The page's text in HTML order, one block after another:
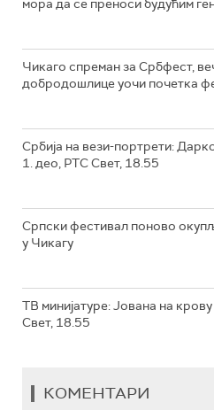
мора да се преноси будућим
Чикаго спреман за Србфест,
добродошлице уочи почетка
Србија на вези-портрети:
1. део, РТС Свет, 18.55
Српски фестивал поново
у Чикагу
ТВ минијатуре: Јована на
Свет, 18.55
КОМЕНТАРИ